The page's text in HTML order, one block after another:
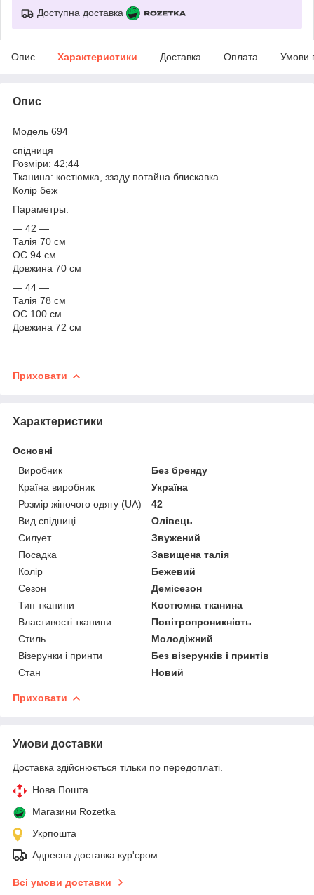
Доступна доставка
Опис Характеристики Доставка Оплата Умови
Опис
Модель 694
спідниця
Розміри: 42;44
Тканина: костюмка, ззаду потайна блискавка.
Колір беж
Параметры:
— 42 —
Талія 70 см
ОС 94 см
Довжина 70 см
— 44 —
Талія 78 см
ОС 100 см
Довжина 72 см
Приховати
Характеристики
Основні
Виробник
Без бренду
Країна виробник
Україна
Розмір жіночого одягу (UA)
42
Вид спідниці
Олівець
Силует
Звужений
Посадка
Завищена талія
Колір
Бежевий
Сезон
Демісезон
Тип тканини
Костюмна тканина
Властивості тканини
Повітропроникність
Стиль
Молодіжний
Візерунки і принти
Без візерунків і принтів
Стан
Новий
Приховати
Умови доставки
Доставка здійснюється тільки по передоплаті.
Нова Пошта
Магазини Rozetka
Укрпошта
Адресна доставка кур'єром
Всі умови доставки